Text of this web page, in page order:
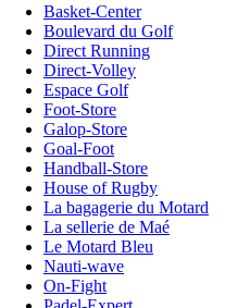
Basket-Center
Boulevard du Golf
Direct Running
Direct-Volley
Espace Golf
Foot-Store
Galop-Store
Goal-Foot
Handball-Store
House of Rugby
La bagagerie du Motard
La sellerie de Maé
Le Motard Bleu
Nauti-wave
On-Fight